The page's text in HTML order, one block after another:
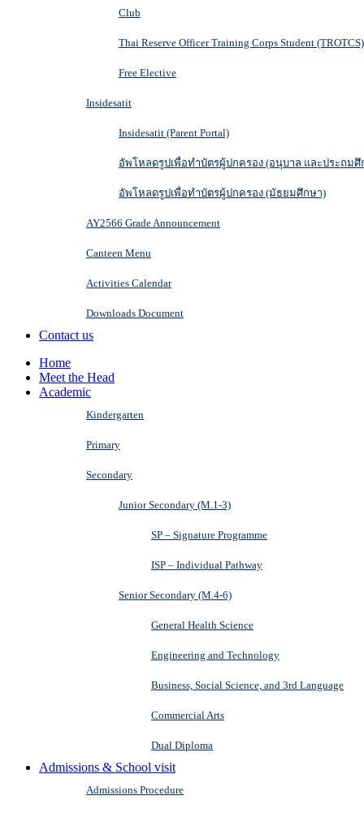
Club
Thai Reserve Officer Training Corps Student (TROTCS)
Free Elective
Insidesatit
Insidesatit (Parent Portal)
อัพโหลดรูปเพื่อทำบัตรผู้ปกครอง (อนุบาล และประถมศึ
อัพโหลดรูปเพื่อทำบัตรผู้ปกครอง (มัธยมศึกษา)
AY2566 Grade Announcement
Canteen Menu
Activities Calendar
Downloads Document
Contact us
Home
Meet the Head
Academic
Kindergarten
Primary
Secondary
Junior Secondary (M.1-3)
SP – Signature Programme
ISP – Individual Pathway
Senior Secondary (M.4-6)
General Health Science
Engineering and Technology
Business, Social Science, and 3rd Language
Commercial Arts
Dual Diploma
Admissions & School visit
Admissions Procedure